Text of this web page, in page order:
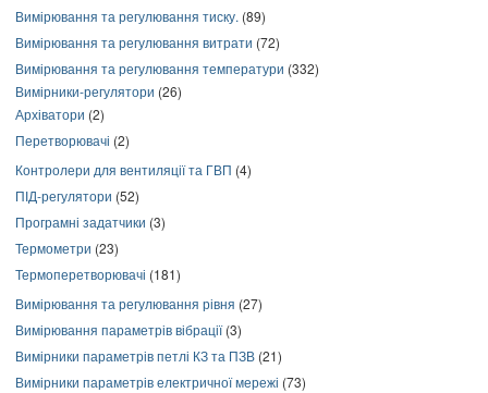
Вимірювання та регулювання тиску. (89)
Вимірювання та регулювання витрати (72)
Вимірювання та регулювання температури (332)
Вимірники-регулятори (26)
Архіватори (2)
Перетворювачі (2)
Контролери для вентиляції та ГВП (4)
ПІД-регулятори (52)
Програмні задатчики (3)
Термометри (23)
Термоперетворювачі (181)
Вимірювання та регулювання рівня (27)
Вимірювання параметрів вібрації(3)
Вимірники параметрів петлі КЗ та ПЗВ (21)
Вимірники параметрів електричної мережі (73)